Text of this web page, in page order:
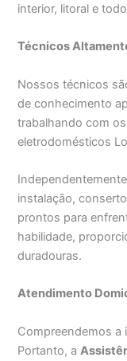
interior, litoral e
Técnicos
Nossos técnicos
de conhecimento
trabalhando com
eletrodomésticos
instalação,
prontos para
habilidade,
duradouras.
Atendimento
Compreendemos a
Portanto, a